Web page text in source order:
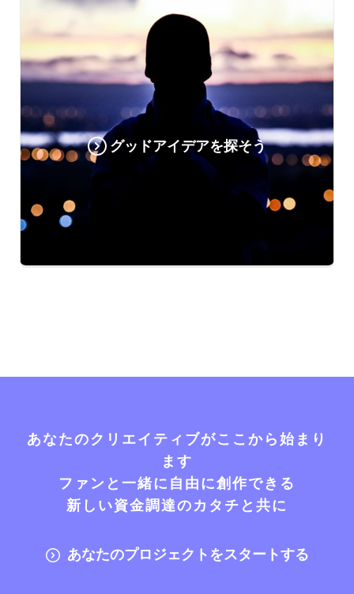
グッドアイデアを探そう
あなたのクリエイティブがここから始まり
ます
ファンと一緒に自由に創作できる
新しい資金調達のカタチと共に
あなたのプロジェクトをスタートする